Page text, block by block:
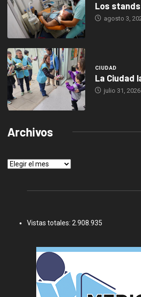
Los
agosto 3,
CIUDAD
La Ciudad
julio 31, 2026
Archivos
Archivos
Vistas totales: 2.908.935